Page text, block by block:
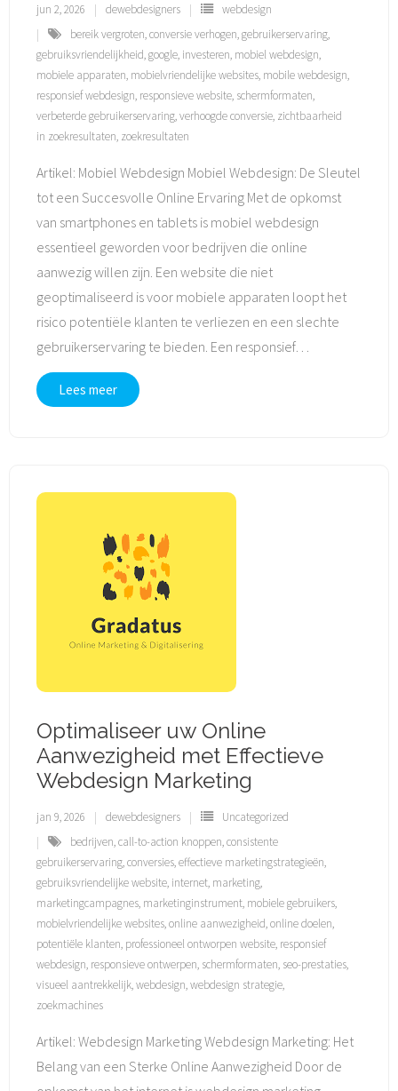
jun 2, 2026 dewebdesigners
webdesign
bereik vergroten,conversie verhogen,gebruikerservaring,
gebruiksvriendelijkheid,google, investeren, mobiel webdesign,
mobiele apparaten, mobielvriendelijke websites, mobile webdesign,
responsief webdesign, responsieve website, schermformaten,
verbeterde gebruikerservaring,verhoogde conversie, zichtbaarheid
in zoekresultaten, zoekresultaten
Artikel: Mobiel Webdesign Mobiel Webdesign: De Sleutel
tot een Succesvolle Online Ervaring Met de opkomst
van smartphones en tablets is mobiel webdesign
essentieel geworden voor bedrijven die online
aanwezig willen zijn. Een website die niet
geoptimaliseerd is voor mobiele apparaten loopt het
risico potentiële klanten te verliezen en een slechte
gebruikerservaring te bieden. Een responsief…
Lees meer
Optimaliseer uw Online
Aanwezigheid met Effectieve
Webdesign Marketing
jan 9, 2026 dewebdesigners
Uncategorized
bedrijven,call-to-action knoppen,consistente
gebruikerservaring,conversies,effectieve marketingstrategieën,
gebruiksvriendelijke website, internet, marketing,
marketingcampagnes, marketinginstrument, mobiele gebruikers,
mobielvriendelijke websites,online aanwezigheid,online doelen,
potentiële klanten, professioneel ontworpen website, responsief
webdesign, responsieve ontwerpen, schermformaten, seo-prestaties,
visueel aantrekkelijk,webdesign,webdesign strategie,
zoekmachines
Artikel: Webdesign Marketing Webdesign Marketing: Het
Belang van een Sterke Online Aanwezigheid Door de